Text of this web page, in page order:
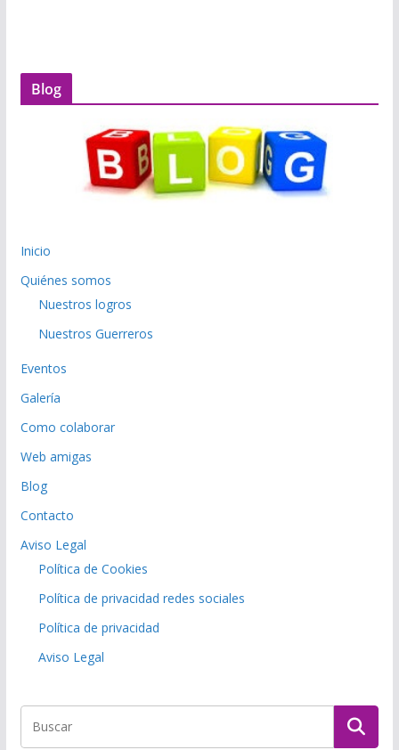
Blog
Inicio
Quiénes somos
Nuestros logros
Nuestros Guerreros
Eventos
Galería
Como colaborar
Web amigas
Blog
Contacto
Aviso Legal
Política de Cookies
Política de privacidad redes sociales
Política de privacidad
Aviso Legal